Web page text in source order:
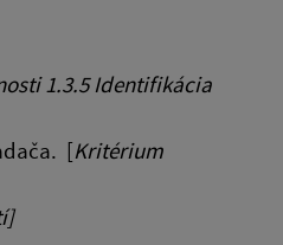
1.3.5 Identifikácia
[Kritérium